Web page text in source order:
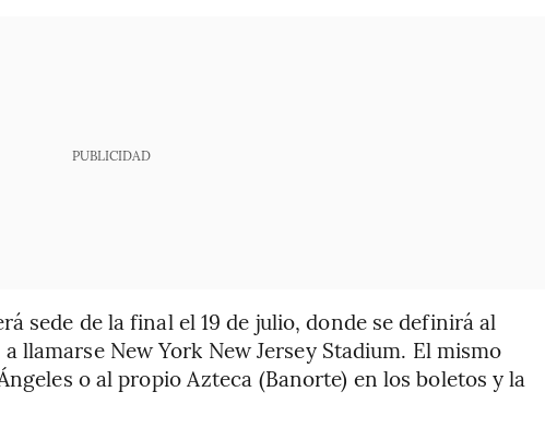
PUBLICIDAD
sede de la final el 19 de julio, donde se definirá al
llamarse New York New Jersey Stadium. El mismo
o al propio Azteca (Banorte) en los boletos y la